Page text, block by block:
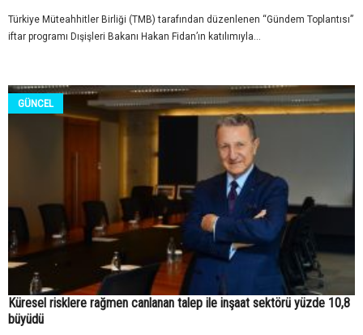
Türkiye Müteahhitler Birliği (TMB) tarafından düzenlenen “Gündem Toplantısı”
iftar programı Dışişleri Bakanı Hakan Fidan’ın katılımıyla...
GÜNCEL
Küresel risklere rağmen canlanan talep ile inşaat sektörü yüzde 10,8
büyüdü